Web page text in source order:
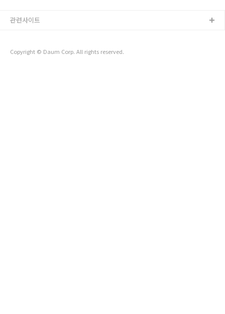
니다.
Copyright © Daum Corp. All rights reserved.
관련사이트